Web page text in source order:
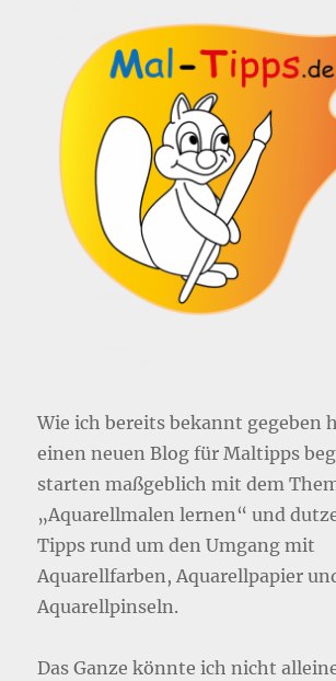
Wie ich bereits bekannt gegeben
einen neuen Blog für Maltipps
starten maßgeblich mit dem
„Aquarellmalen lernen“ und
Tipps rund um den Umgang mit
Aquarellfarben, Aquarellpapier
Aquarellpinseln.
Das Ganze könnte ich nicht